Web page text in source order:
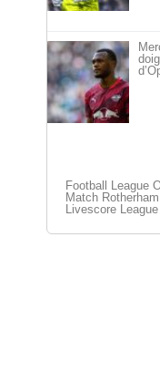
Football League
Match
Livescore